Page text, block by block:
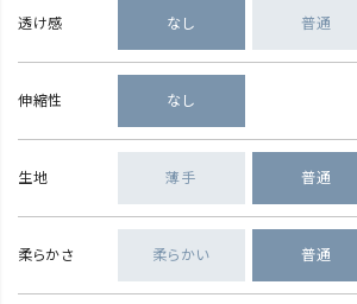
透け感 なし 普通
伸縮性 なし
生地 薄手 普通
柔らかさ 柔らかい 普通